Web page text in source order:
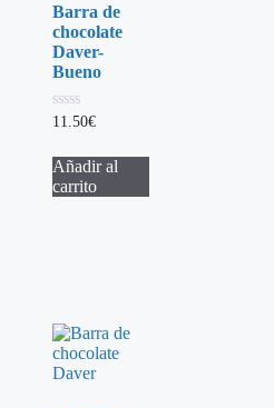
Barra de
chocolate
Daver-
Bueno
011.50€
Añadir al
carrito